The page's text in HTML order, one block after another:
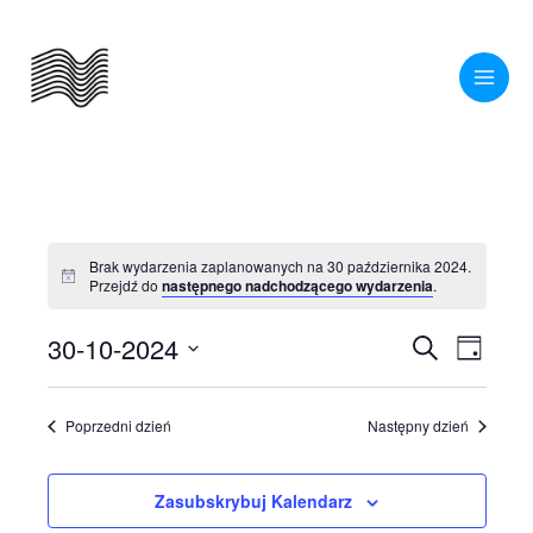
treści
Powiadomienie
Brak wydarzenia zaplanowanych na 30 października 2024.
Przejdź do następnego nadchodzącego wydarzenia.
Wydarzenia
wyszukiwaniu
i
SzukajDzień
30-10-2024
Wybierz
datę.Poprzedni dzień Następny dzień
Zasubskrybuj Kalendarz